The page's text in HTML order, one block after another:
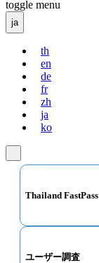
toggle menu
ja
th
en
de
fr
zh
ja
ko
Thailand FastPass
ユーザー調査